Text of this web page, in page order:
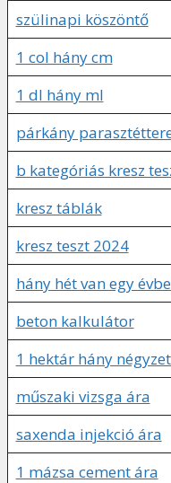
szülinapi köszöntő
1 col hány cm
1 dl hány ml
párkány
b kategóriás kresz
kresz táblák
kresz teszt 2024
hány hét van egy
beton kalkulátor
1 hektár hány
műszaki vizsga ára
saxenda injekció ára
1 mázsa cement ára